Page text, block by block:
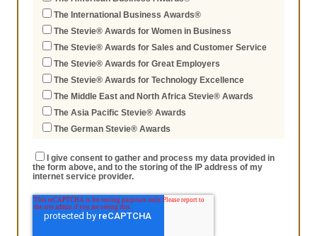
The International Business Awards®
The Stevie® Awards for Women in Business
The Stevie® Awards for Sales and Customer Service
The Stevie® Awards for Great Employers
The Stevie® Awards for Technology Excellence
The Middle East and North Africa Stevie® Awards
The Asia Pacific Stevie® Awards
The German Stevie® Awards
I give consent to gather and process my data provided in
the form above, and to the storing of the IP address of my
internet service provider.